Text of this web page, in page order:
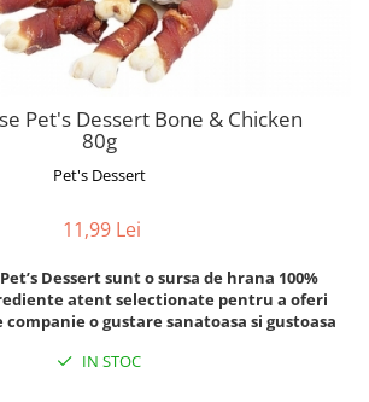
Pet's Dessert Bone & Chicken
80g
Pet's Dessert
11,99 Lei
Dessert sunt o sursa de hrana 100%
atent selectionate pentru a oferi
o gustare sanatoasa si gustoasa
IN STOC